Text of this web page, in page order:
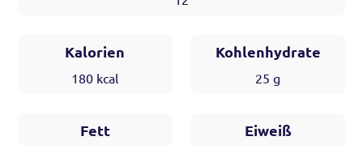
Kalorien
180 kcal
Kohlenhydrate
25 g
Fett Eiweiß